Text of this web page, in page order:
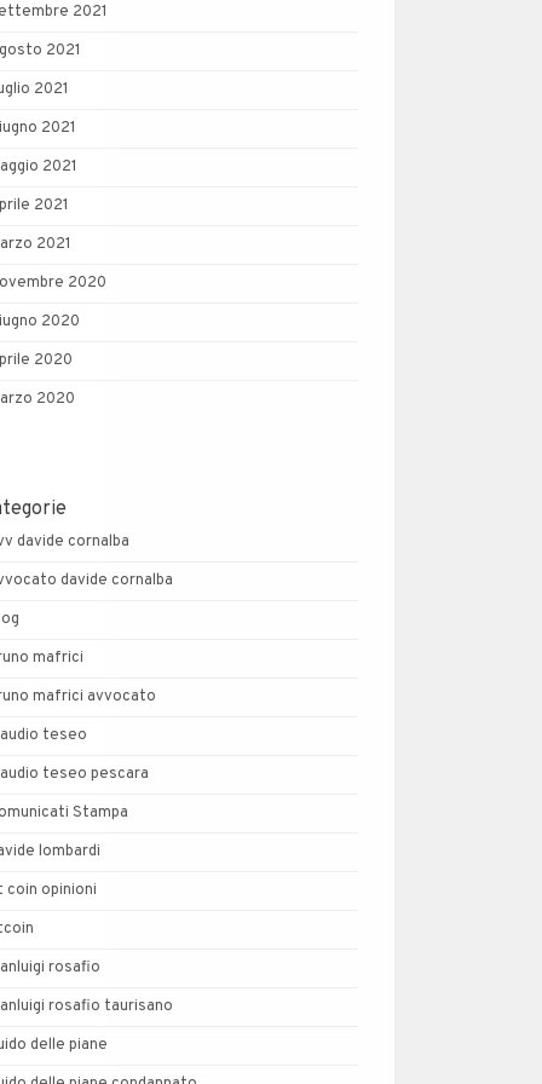
2021
2021
2021
2021
2021
2021
2021
2020
2020
2020
2020
davide cornalba
davide cornalba
mafrici
mafrici avvocato
teseo
teseo pescara
Stampa
lombardi
coin opinioni
rosafio
rosafio taurisano
delle piane